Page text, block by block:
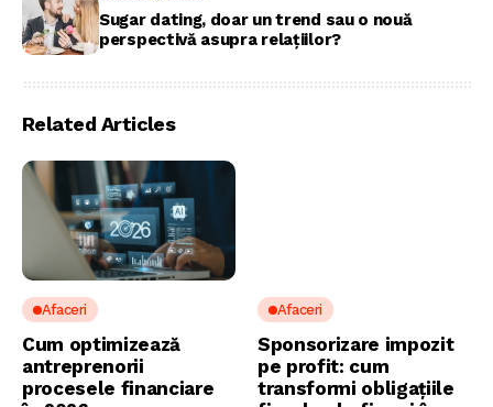
Sugar dating, doar un trend sau o nouă
perspectivă asupra relațiilor?
Related Articles
Afaceri
Cum optimizează
antreprenorii
procesele financiare
Afaceri
Sponsorizare impozit
pe profit: cum
transformi obligațiile